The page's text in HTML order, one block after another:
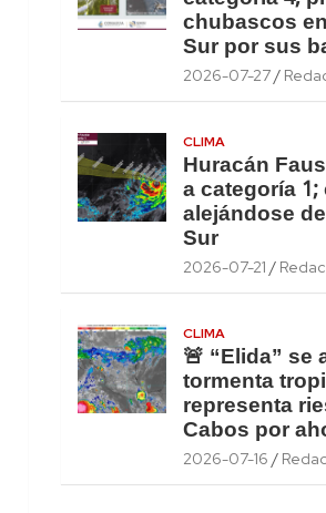
chubascos
Sur por sus
2026-07-27
CLIMA
Huracán
a categoría
alejándose
Sur
2026-07-21
CLIMA
🚨 “Elida” se
tormenta
representa
Cabos por
2026-07-16